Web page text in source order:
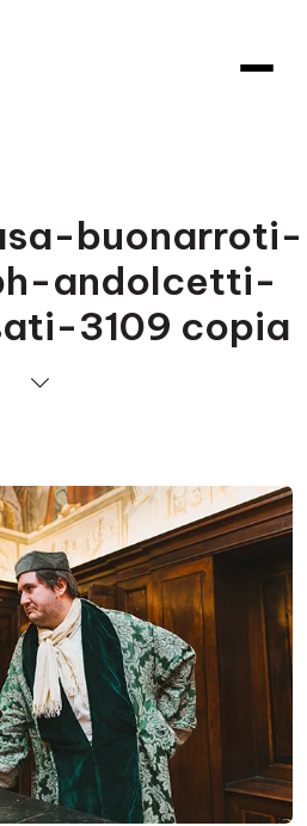
buonarroti-
andolcetti-
3109 copia